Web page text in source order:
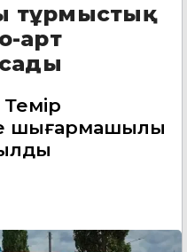
тұрмыстық
арт
шығармашылық